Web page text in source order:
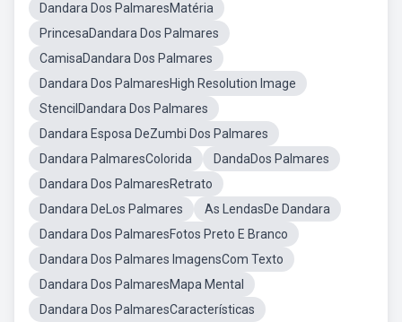
Dandara Dos PalmaresMatéria
PrincesaDandara Dos Palmares
CamisaDandara Dos Palmares
Dandara Dos PalmaresHigh Resolution Image
StencilDandara Dos Palmares
Dandara Esposa DeZumbi Dos Palmares
Dandara PalmaresColorida
DandaDos Palmares
Dandara Dos PalmaresRetrato
Dandara DeLos Palmares
As LendasDe Dandara
Dandara Dos PalmaresFotos Preto E Branco
Dandara Dos Palmares ImagensCom Texto
Dandara Dos PalmaresMapa Mental
Dandara Dos PalmaresCaracterísticas